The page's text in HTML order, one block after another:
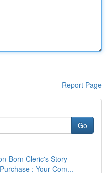
Report Page
Go
Born Cleric's Story
: Your Com...